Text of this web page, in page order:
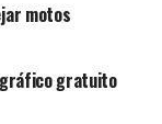
motos
gráfico gratuito